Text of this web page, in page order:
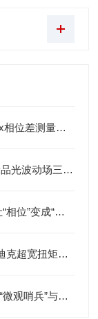
日本otsuka大塚电子【New】RETS-100nx相位差测量装置
日本otsuka大塚电子株式会社【NEW】新品光波动场三次元显微镜MINUK
KOBRA-WX位相差測定装置技术原理：让“相位”变成“光强”
1N·m~600N·m全能覆盖|日本ESTIC艾斯迪克超宽扭矩弯头枪
加野尘埃粒子计数器3887：洁净环境中的“微观哨兵”与洁净度“审计官”